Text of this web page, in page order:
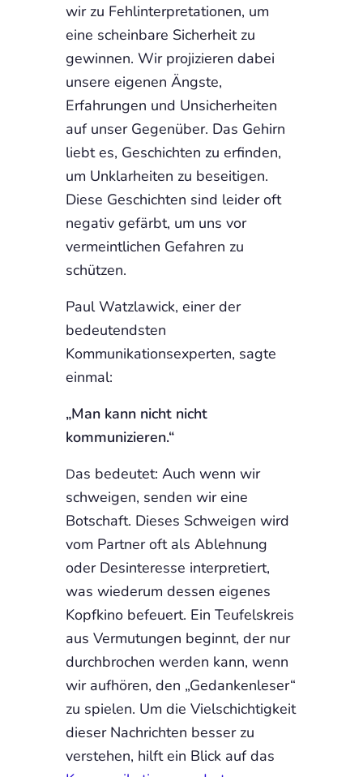
wir zu Fehlinterpretationen, um
eine scheinbare Sicherheit zu
gewinnen. Wir projizieren dabei
unsere eigenen Ängste,
Erfahrungen und Unsicherheiten
auf unser Gegenüber. Das Gehirn
liebt es, Geschichten zu erfinden,
um Unklarheiten zu beseitigen.
Diese Geschichten sind leider oft
negativ gefärbt, um uns vor
vermeintlichen Gefahren zu
schützen.
Paul Watzlawick, einer der
bedeutendsten
Kommunikationsexperten, sagte
einmal:
„Man kann nicht nicht
kommunizieren.“
Das bedeutet: Auch wenn wir
schweigen, senden wir eine
Botschaft. Dieses Schweigen wird
vom Partner oft als Ablehnung
oder Desinteresse interpretiert,
was wiederum dessen eigenes
Kopfkino befeuert. Ein Teufelskreis
aus Vermutungen beginnt, der nur
durchbrochen werden kann, wenn
wir aufhören, den „Gedankenleser“
zu spielen. Um die Vielschichtigkeit
dieser Nachrichten besser zu
verstehen, hilft ein Blick auf das